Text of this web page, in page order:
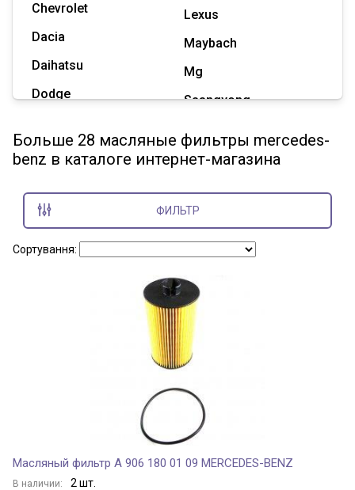
Chevrolet
Dacia
Daihatsu
Dodge
Great Wall
Hummer
Lexus
Maybach
Mg
Ssangyong
Tesla
Показать все марки
Больше 28 масляные фильтры mercedes-
benz в каталоге интернет-магазина
ФИЛЬТР
Сортування:
Масляный фильтр A 906 180 01 09 MERCEDES-BENZ
В наличии: 2 шт.